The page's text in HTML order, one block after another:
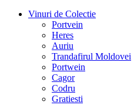
Vinuri de Colectie
Portvein
Heres
Auriu
Trandafirul Moldovei
Portwein
Cagor
Codru
Gratiesti